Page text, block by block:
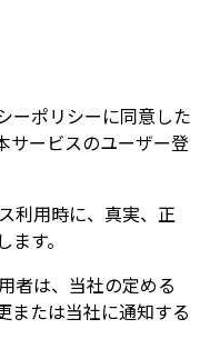
ーポリシーに同意した
サービスのユーザー登
利用時に、真実、正
す。
者は、当社の定める
または当社に通知する